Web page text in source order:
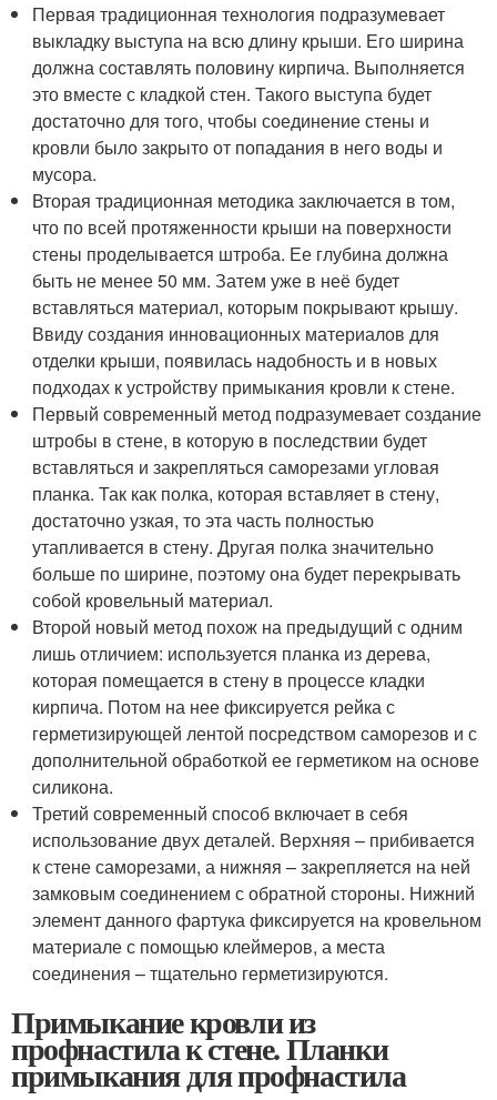
Первая традиционная технология подразумевает
выкладку выступа на всю длину крыши. Его ширина
должна составлять половину кирпича. Выполняется
это вместе с кладкой стен. Такого выступа будет
достаточно для того, чтобы соединение стены и
кровли было закрыто от попадания в него воды и
мусора.
Вторая традиционная методика заключается в том,
что по всей протяженности крыши на поверхности
стены проделывается штроба. Ее глубина должна
быть не менее 50 мм. Затем уже в неё будет
вставляться материал, которым покрывают крышу.
Ввиду создания инновационных материалов для
отделки крыши, появилась надобность и в новых
подходах к устройству примыкания кровли к стене.
Первый современный метод подразумевает создание
штробы в стене, в которую в последствии будет
вставляться и закрепляться саморезами угловая
планка. Так как полка, которая вставляет в стену,
достаточно узкая, то эта часть полностью
утапливается в стену. Другая полка значительно
больше по ширине, поэтому она будет перекрывать
собой кровельный материал.
Второй новый метод похож на предыдущий с одним
лишь отличием: используется планка из дерева,
которая помещается в стену в процессе кладки
кирпича. Потом на нее фиксируется рейка с
герметизирующей лентой посредством саморезов и с
дополнительной обработкой ее герметиком на основе
силикона.
Третий современный способ включает в себя
использование двух деталей. Верхняя – прибивается
к стене саморезами, а нижняя – закрепляется на ней
замковым соединением с обратной стороны. Нижний
элемент данного фартука фиксируется на кровельном
материале с помощью клеймеров, а места
соединения – тщательно герметизируются.
Примыкание кровли из
профнастила к стене. Планки
примыкания для профнастила